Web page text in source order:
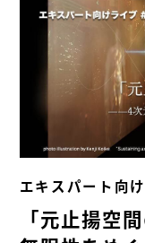
エキスパート向
「元止揚空